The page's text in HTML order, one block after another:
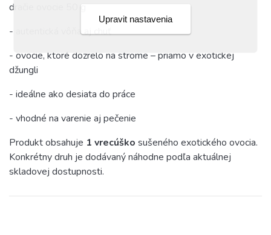
Upravit nastavenia
dračie ovocie 50 g
- autentická vôňa aj chuť
- ovocie, ktoré dozrelo na strome – priamo v exotickej
džungli
- ideálne ako desiata do práce
- vhodné na varenie aj pečenie
Produkt obsahuje 1 vrecúško sušeného exotického ovocia.
Konkrétny druh je dodávaný náhodne podľa aktuálnej
skladovej dostupnosti.